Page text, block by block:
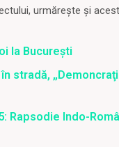
urmărește și
la București
stradă,
Rapsodie Indo-